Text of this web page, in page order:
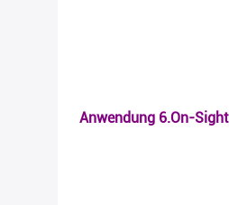
Anwendung 6.On-Sight